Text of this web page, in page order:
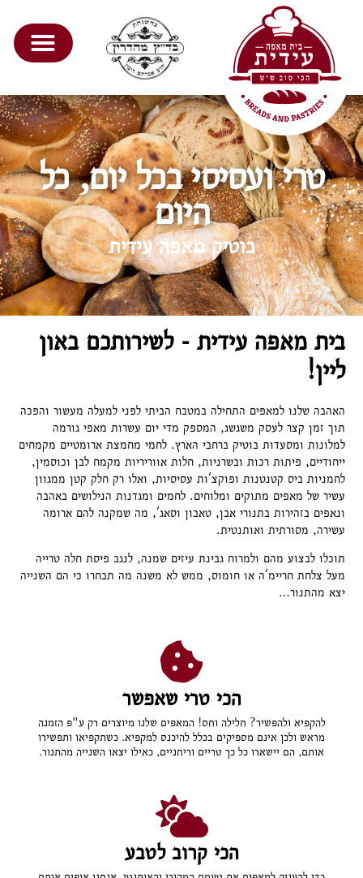
טרי ועסיסי בכל יום, כל
היום
בוטיק מאפה עידית
בית מאפה עידית - לשירותכם באון
ליין!
האהבה שלנו למאפים התחילה במטבח הביתי לפני למעלה מעשור והפכה
תוך זמן קצר לעסק משגשג, המספק מדי יום עשרות מאפי גורמה
למלונות ומסעדות בוטיק ברחבי הארץ. לחמי מחמצת ארומטיים מקמחים
ייחודיים, פיתות רכות ובשרניות, חלות אווריריות מקמח לבן וכוסמין,
לחמניות ביס קטנטנות ופוקצ'ות עסיסיות, ואלו רק חלק קטן ממגוון
עשיר של מאפים מתוקים ומלוחים. לחמים ומגדנות הנילושים באהבה
ונאפים בזהירות בתנורי אבן, טאבון וסאג', מה שמקנה להם ארומה
עשירה, מסורתית ואותנטית.
תוכלו לבצוע מהם ולמרוח גבינת עיזים שמנה, לנגב פיסת חלה טרייה
מעל צלחת חריימ'ה או חומוס, ממש לא משנה מה תבחרו כי הם השנייה
יצא מהתנור…
הכי טרי שאפשר
להקפיא ולהפשיר? חלילה וחס! המאפים שלנו מיוצרים רק ע"פ הזמנה
מראש ולכן אינם מספיקים בכלל להיכנס למקפיא. כשתקפיאו ותפשירו
אותם, הם יישארו כל כך טריים וריחניים, כאילו יצאו השנייה מהתנור.
הכי קרוב לטבע